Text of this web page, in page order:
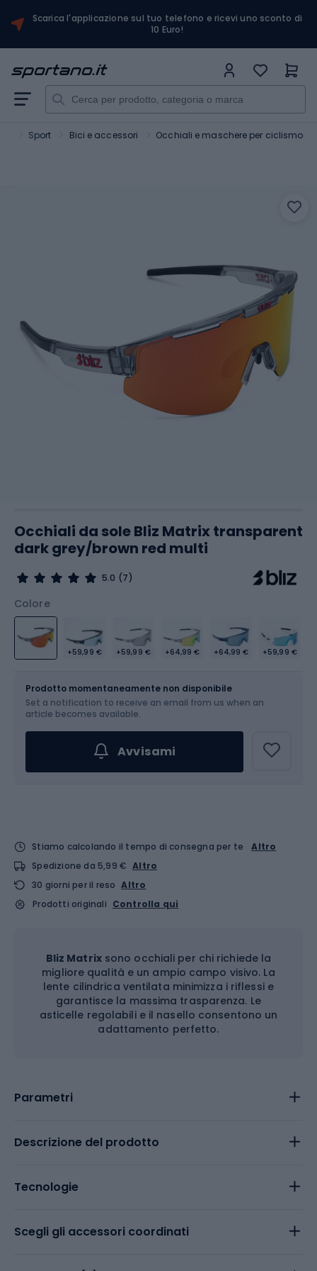
Scarica l'applicazione sul tuo telefono e ricevi uno sconto di
10 Euro!
Sport Bici e accessori Occhiali e maschere per ciclismo
Occhiali da sole Bliz Matrix transparent
dark grey/brown red multi
5.0 (7)
Colore
+59,99 € +59,99 € +64,99 € +64,99 € +59,99 €
Prodotto momentaneamente non disponibile
Set a notification to receive an email from us when an
article becomes available.
Avvisami
Stiamo calcolando il tempo di consegna per te
Altro
Spedizione da 5,99 € Altro
30 giorni per il reso Altro
Prodotti originali Controlla qui
Bliz Matrixsono occhiali per chi richiede la
migliore qualità e un ampio campo visivo. La
lente cilindrica ventilata minimizza i riflessi e
garantisce la massima trasparenza. Le
asticelle regolabili e il nasello consentono un
adattamento perfetto.
Parametri
Descrizione del prodotto
Tecnologie
Scegli gli accessori coordinati